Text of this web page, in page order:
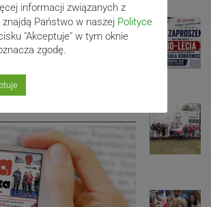
informacji związanych z
Państwo w naszej Polityce
"Akceptuje" w tym oknie
zgodę.